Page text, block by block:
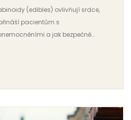
(edibles) ovlivňují srdce,
pacientům s
a jak bezpečně